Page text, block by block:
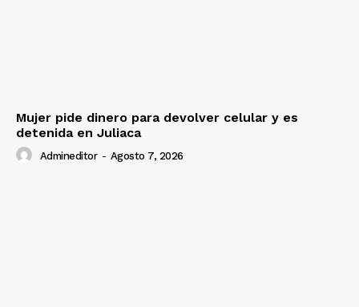
Mujer pide dinero para devolver celular y es
detenida en Juliaca
Admineditor - Agosto 7, 2026